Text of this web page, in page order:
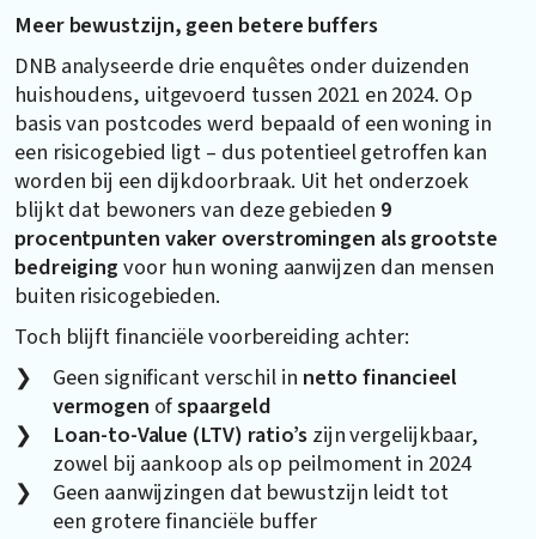
Meer bewustzijn, geen betere buffers
DNB analyseerde drie enquêtes onder duizenden
huishoudens, uitgevoerd tussen 2021 en 2024. Op
basis van postcodes werd bepaald of een woning in
een risicogebied ligt – dus potentieel getroffen kan
worden bij een dijkdoorbraak. Uit het onderzoek
blijkt dat bewoners van deze gebieden 9
procentpunten vaker overstromingen als grootste
bedreigingvoor hun woning aanwijzen dan mensen
buiten risicogebieden.
Toch blijft financiële voorbereiding achter:
Geen significant verschil in netto financieel
vermogen ofspaargeld
Loan-to-Value (LTV) ratio’szijn vergelijkbaar,
zowel bij aankoop als op peilmoment in 2024
Geen aanwijzingen dat bewustzijn leidt tot
een grotere financiële buffer